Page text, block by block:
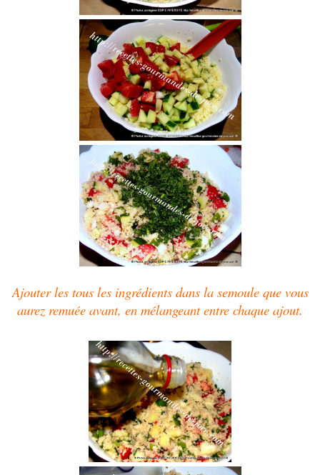
Ajouter les tous les ingrédients dans la semoule que vous
aurez remuée avant, en mélangeant entre chaque ajout.